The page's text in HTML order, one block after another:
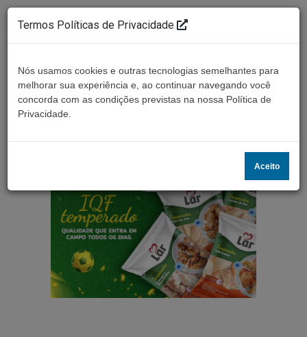
Termos Políticas de Privacidade
Nós usamos cookies e outras tecnologias semelhantes para
melhorar sua experiência e, ao continuar navegando você
concorda com as condições previstas na nossa Política de
Privacidade.
Aceito